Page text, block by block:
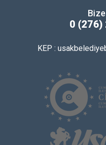
0 (276)
KEP :